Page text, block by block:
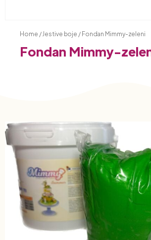
Home / Jestive boje / Fondan Mimmy-zeleni
Fondan Mimmy-